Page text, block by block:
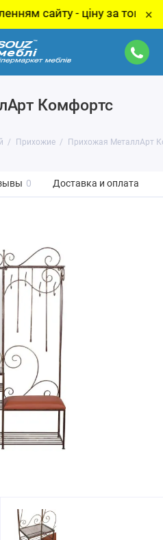
сайту - ціну за товар ×
Комфортс
Прихожие Прихожая МеталлАрт
0 Доставка и оплата